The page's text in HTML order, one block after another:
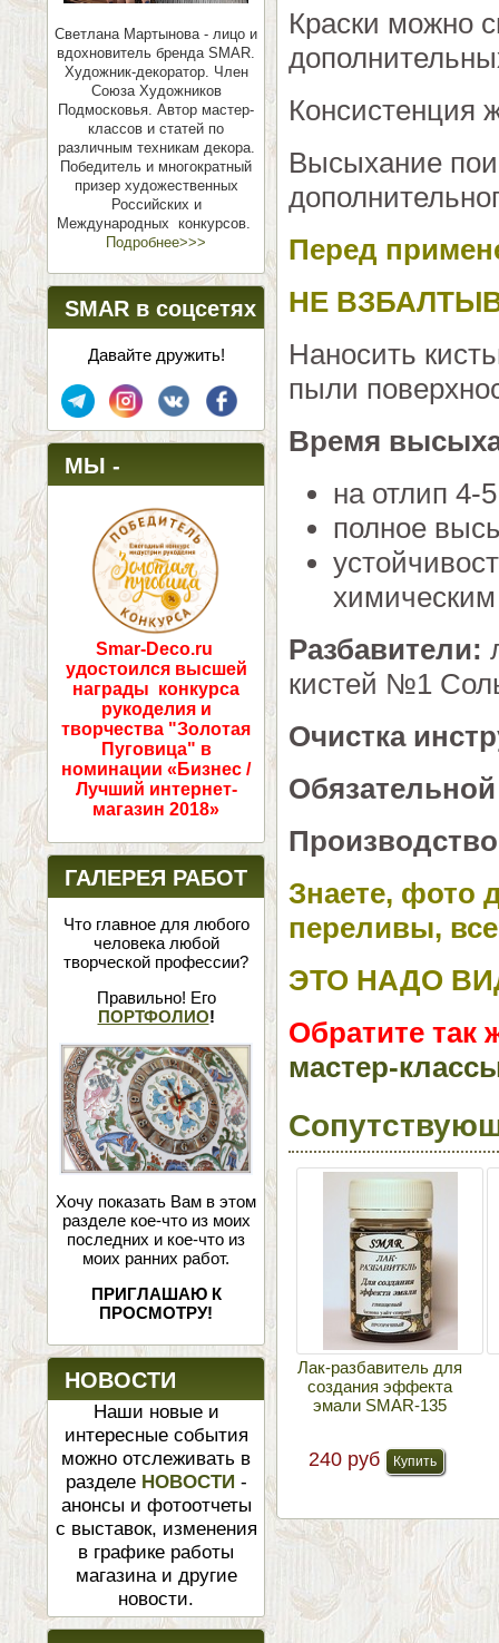
Светлана Мартынова - лицо и
вдохновитель бренда SMAR.
Художник-декоратор. Член
Союза Художников
Подмосковья. Автор мастер-
классов и статей по
различным техникам декора.
Победитель и многократный
призер художественных
Российских и
Международных конкурсов.
Подробнее>>>
SMAR в соцсетях
Давайте дружить!
МЫ -
ПОБЕДИТЕЛИ!
Smar-Deco.ru
удостоился высшей
награды конкурса
рукоделия и
творчества "Золотая
Пуговица" в
номинации «Бизнес /
Лучший интернет-
магазин 2018»
ГАЛЕРЕЯ РАБОТ
Что главное для любого
человека любой
творческой профессии?
Правильно! Его
ПОРТФОЛИО!
Хочу показать Вам в этом
разделе кое-что из моих
последних и кое-что из
моих ранних работ.
ПРИГЛАШАЮ К
ПРОСМОТРУ!
НОВОСТИ
Наши новые и
интересные события
можно отслеживать в
разделе НОВОСТИ -
анонсы и фотоотчеты
с выставок, изменения
в графике работы
магазина и другие
новости.
Краски можно
Консистенция
Высыхание
Перед
НЕ
Наносить
пыли
Время
на отлип 4-
полное
Разбавители:
кистей №1
Очистка
Знаете, фото
переливы,
ЭТО НАДО
Обратите так
мастер-
Лак-разбавитель для
создания эффекта
эмали SMAR-135
240 руб